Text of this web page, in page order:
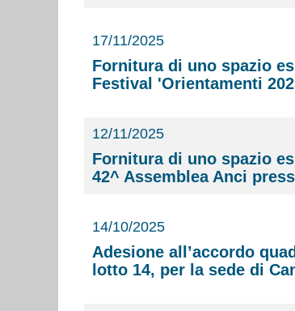
17/11/2025
Fornitura di uno spazio
Festival 'Orientamenti
12/11/2025
Fornitura di uno spazio
42^ Assemblea Anci
14/10/2025
Adesione all’accordo
lotto 14, per la sede di